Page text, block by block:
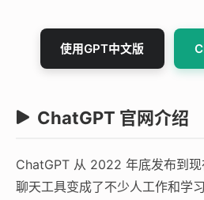
使用GPT中文版
ChatGPT 官网介绍
ChatGPT 从 2022 年底发布到
聊天工具变成了不少人工作和学